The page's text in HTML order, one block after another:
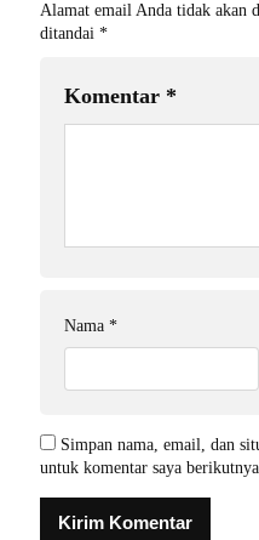
Alamat email Anda tidak akan
ditandai *
Komentar *
Nama *
Simpan nama, email, dan
untuk komentar saya